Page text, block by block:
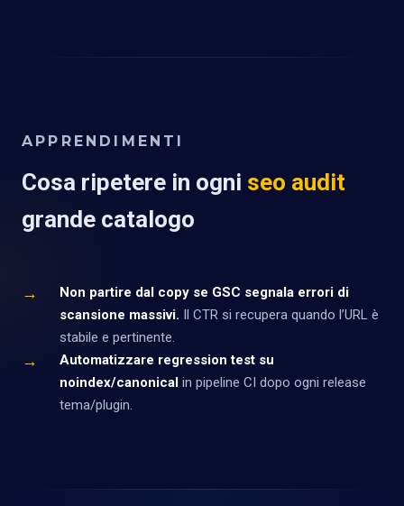
APPRENDIMENTI
Cosa ripetere in ogni seo audit
grande catalogo
→
Non partire dal copy se GSC segnala errori di
scansione massivi. Il CTR si recupera quando l’URL è
stabile e pertinente.
→
Automatizzare regression test su
noindex/canonical in pipeline CI dopo ogni release
tema/plugin.